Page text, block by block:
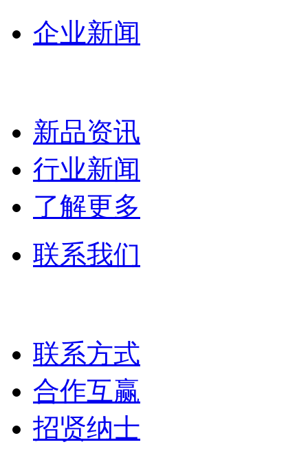
企业新闻
新品资讯
行业新闻
了解更多
联系我们
联系方式
合作互赢
招贤纳士